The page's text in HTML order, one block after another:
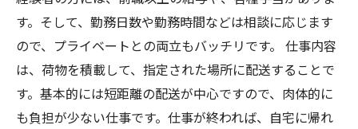
す。そして、勤務日数や勤務時間などは相談に応じます
ので、プライベートとの両立もバッチリです。 仕事内容
は、荷物を積載して、指定された場所に配送することで
す。基本的には短距離の配送が中心ですので、肉体的に
も負担が少ない仕事です。仕事が終われば、自宅に帰れ